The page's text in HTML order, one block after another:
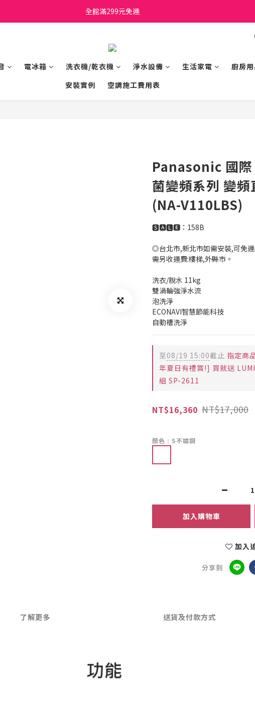
日立家電、國際牌 原廠管制價格 私訊優惠價
全館滿299元免運
電冰箱 洗衣機/乾衣機 淨水設備 生活家電 廚房
安裝實例
空調施工費用表
Panasonic 國
菌變頻系列 變
(NA-V110LBS)
🆂🅰🅻🅴：158B
◎台北市,新北市如需安裝,可免
需另收運費:樓梯,外縣市。
洗衣/脫水 11kg
雙渦輪強淨水流
泡洗淨
ECONAVI智慧節能科技
自動槽洗淨
至08/19 15:00截止 指定商
年夏日有禮賞!] 買就送
組 SP-2611
NT$16,360 NT$17,000
顏色 : S不鏽鋼
加入購物車
加入
分享到
了解更多 送貨及付款方式